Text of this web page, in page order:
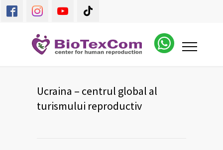
Ucraina – centrul global al
turismului reproductiv